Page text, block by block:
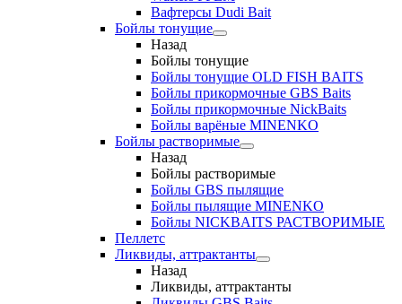
Вафтерсы Dudi Bait
Бойлы тонущие
Назад
Бойлы тонущие
Бойлы тонущие OLD FISH BAITS
Бойлы прикормочные GBS Baits
Бойлы прикормочные NickBaits
Бойлы варёные MINENKO
Бойлы растворимые
Назад
Бойлы растворимые
Бойлы GBS пылящие
Бойлы пылящие MINENKO
Бойлы NICKBAITS РАСТВОРИМЫЕ
Пеллетс
Ликвиды, аттрактанты
Назад
Ликвиды, аттрактанты